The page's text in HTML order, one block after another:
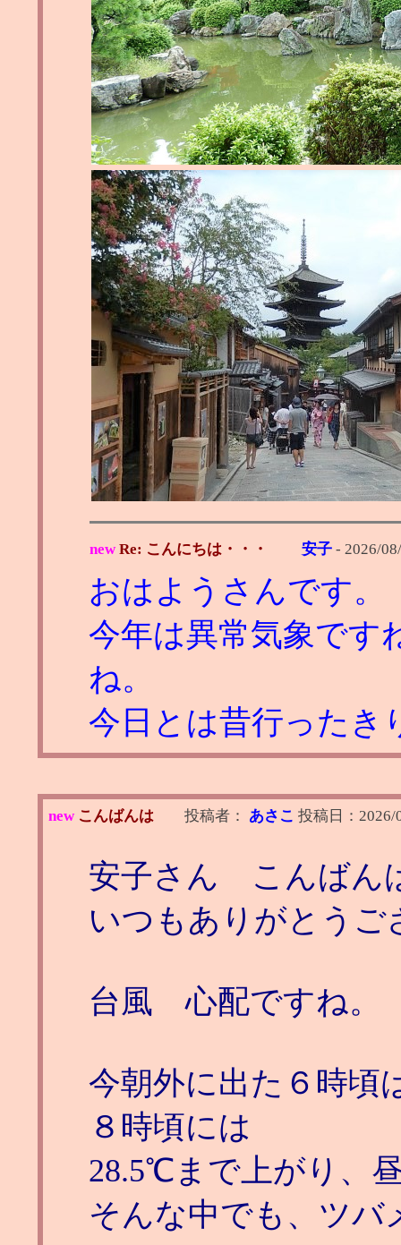
new Re: こんにちは・・・ 安子 - 2026/
おはようさんです。
今年は異常気象です
ね。
今日とは昔行ったき
new こんばんは 投稿者： あさこ 投稿日： 2026/
安子さん こんばん
いつもありがとうご
台風 心配ですね。
今朝外に出た６時頃
８時頃には
28.5℃まで上がり、
そんな中でも、ツバ